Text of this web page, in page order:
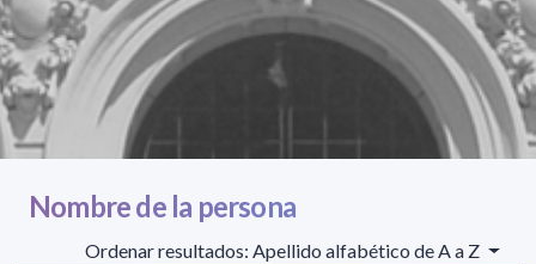
Nombre de la persona
Ordenar resultados: Apellido alfabético de A a Z